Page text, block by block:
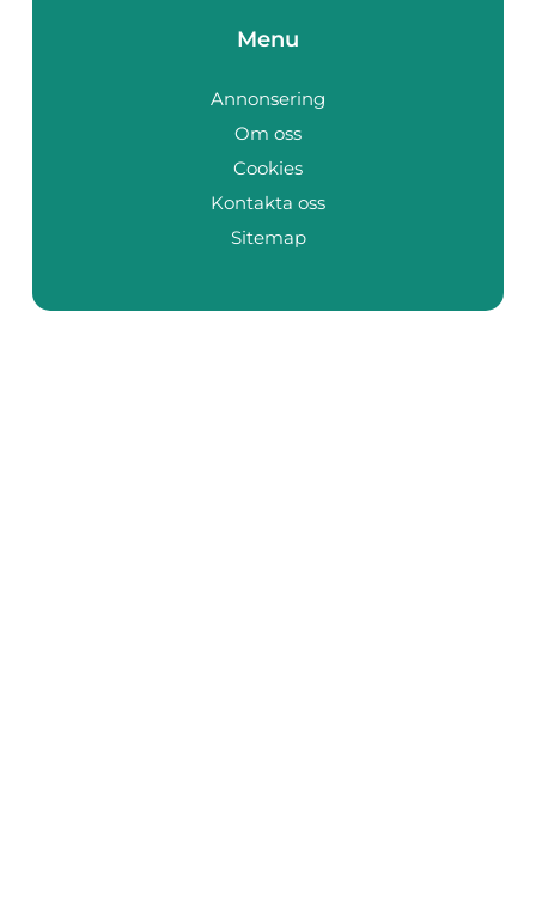
Menu
Annonsering
Om oss
Cookies
Kontakta oss
Sitemap